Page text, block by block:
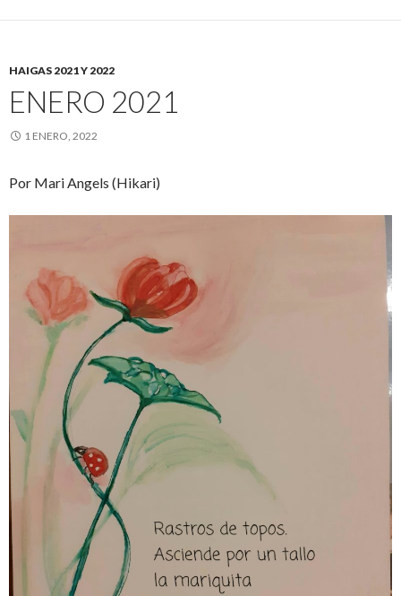
HAIGAS 2021 Y 2022
ENERO 2021
1 ENERO, 2022
Por Mari Angels (Hikari)